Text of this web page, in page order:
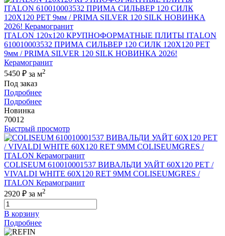
ITALON 120x120 КРУПНОФОРМАТНЫЕ ПЛИТЫ ITALON
610010003532 ПРИМА СИЛЬВЕР 120 СИЛК 120Х120 РЕТ
9мм / PRIMA SILVER 120 SILK НОВИНКА 2026!
Керамогранит
5450 ₽ за м2
Под заказ
Подробнее
Подробнее
Новинка
70012
Быстрый просмотр
COLISEUM 610010001537 ВИВАЛЬДИ УАЙТ 60X120 РЕТ /
VIVALDI WHITE 60X120 RET 9MM COLISEUMGRES /
ITALON Керамогранит
2920 ₽ за м2
В корзину
Подробнее